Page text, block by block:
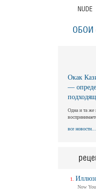
Балерина
Трейлер (на
Балерина
Трейлер
Тизер-
Балерина
NUDE
ОБОИ
Окак
—
Одна и та же
все новости...
Now